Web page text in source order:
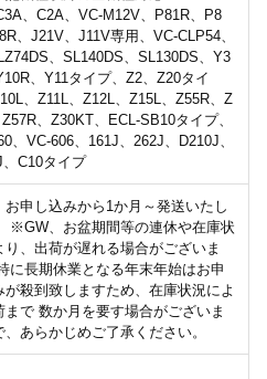
、C2A、VC-M12V、P81R、P8
、J21V、J11V専用、VC-CLP54、
、SL140DS、SL130DS、Y3
、Y11タイプ、Z2、Z20タイ
、Z11L、Z12L、Z15L、Z55R、Z
、Z30KT、ECL-SB10タイプ、
、VC-606、161J、262J、D210J、
、C10タイプ
お申し込みから1か月～発送いたし
※GW、お盆期間等の連休や在庫状
り、出荷が遅れる場合がございま
に長期休業となる年末年始はお申
が殺到致しますため、在庫状況によ
まで 数か月を要す場合がございま
、あらかじめご了承ください。